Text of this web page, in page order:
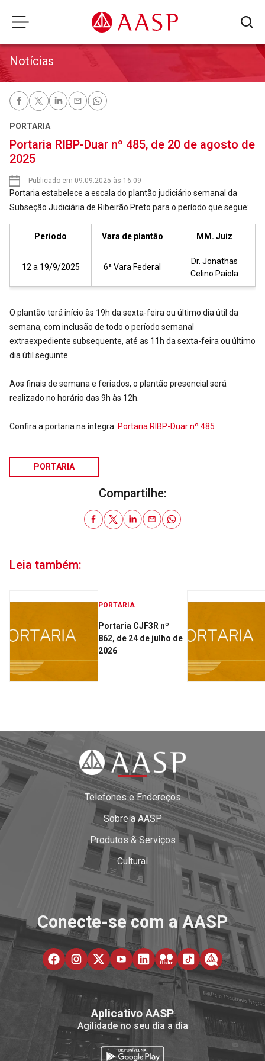
Notícias
PORTARIA
Portaria RIBP-Duar nº 485, de 20 de agosto de
2025
Publicado em 09.09.2025 às 16:09
Portaria estabelece a escala do plantão judiciário semanal da
Subseção Judiciária de Ribeirão Preto para o período que segue:
Período Vara de plantão MM. Juiz
12 a 19/9/2025 6ª Vara Federal
Dr. Jonathas
Celino Paiola
O plantão terá início às 19h da sexta-feira ou último dia útil da
semana, com inclusão de todo o período semanal
extraexpediente subsequente, até as 11h da sexta-feira ou último
dia útil seguinte.
Aos finais de semana e feriados, o plantão presencial será
realizado no horário das 9h às 12h.
Confira a portaria na íntegra: Portaria RIBP-Duar nº 485
PORTARIA
Compartilhe:
Leia também:
PORTARIA
Portaria CJF3R nº
862, de 24 de julho de
2026
Telefones e Endereços
Sobre a AASP
Produtos & Serviços
Cultural
Conecte-se com a AASP
Aplicativo AASP
Agilidade no seu dia a dia